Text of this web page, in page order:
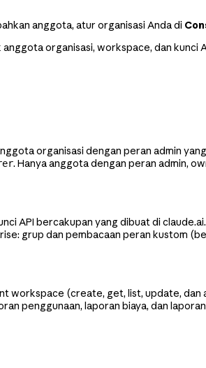
anggota, atur organisasi Anda di
organisasi, workspace, dan
organisasi dengan peran admin
. Hanya anggota dengan peran admin,
API bercakupan yang dibuat di
grup dan pembacaan peran kustom
workspace (create, get, list, update, dan
penggunaan, laporan biaya, dan